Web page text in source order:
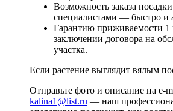
Возможность заказа
специалистами — быстро и
Гарантию приживаемости 1
заключении договора на
участка.
Если растение выглядит вялым
Отправьте фото и описание на e-
kalina1@list.ru — наш